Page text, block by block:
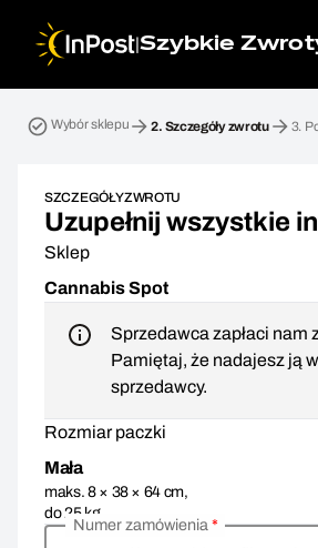
|Szybkie
Wybór sklepu 2. Szczegóły zwrotu 3.
SZCZEGÓŁY ZWROTU
Uzupełnij wszystkie
Sklep
Cannabis Spot
Sprzedawca zapłaci nam
Pamiętaj, że nadajesz ją
sprzedawcy.
Rozmiar paczki
Mała
maks. 8 × 38 × 64 cm,
do 25 kg
Numer zamówienia*